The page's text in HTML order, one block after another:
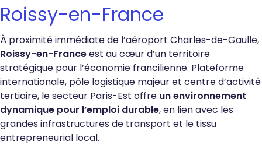
Roissy-en-France
À proximité immédiate de l’aéroport Charles-de-Gaulle,
Roissy-en-Franceest au cœur d’un territoire
stratégique pour l’économie francilienne. Plateforme
internationale, pôle logistique majeur et centre d’activité
tertiaire, le secteur Paris-Est offre un environnement
dynamique pour l’emploi durable, en lien avec les
grandes infrastructures de transport et le tissu
entrepreneurial local.